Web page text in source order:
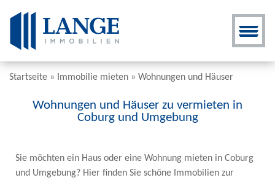
Startseite » Immobilie mieten » Wohnungen und Häuser
Wohnungen und Häuser zu vermieten in
Coburg und Umgebung
Sie möchten ein Haus oder eine Wohnung mieten in Coburg
und Umgebung? Hier finden Sie schöne Immobilien zur